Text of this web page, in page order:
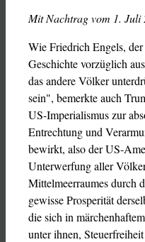
Mit Nachtrag vom 1. Juli
Wie Friedrich Engels,
Geschichte vorzüglich
das andere Völker
sein", bemerkte auch
US-Imperialismus zur
Entrechtung und
bewirkt, also der US-
Unterwerfung aller
Mittelmeerraumes durch
gewisse Prosperität
die sich in
unter ihnen,